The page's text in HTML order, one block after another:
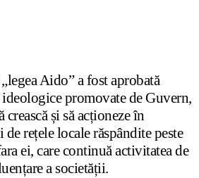
Aido” a fost aprobată
promovate de Guvern,
crească și să acționeze în
de rețele locale răspândite peste
ei, care continuă activitatea de
a societății.